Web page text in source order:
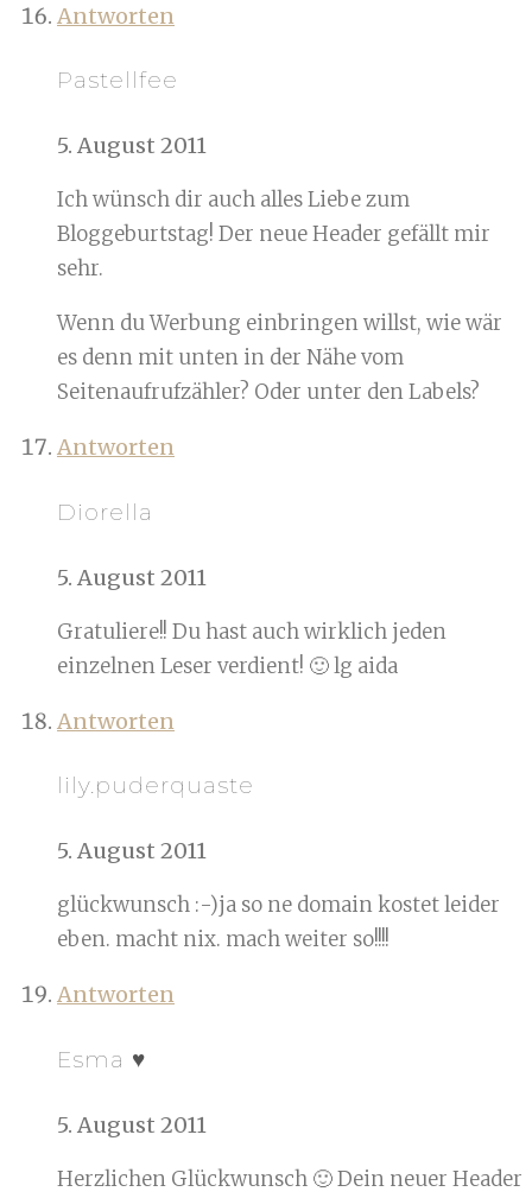
Antworten
Pastellfee
5. August 2011
Ich wünsch dir auch alles Liebe zum
Bloggeburtstag! Der neue Header gefällt mir
sehr.
Wenn du Werbung einbringen willst, wie wär
es denn mit unten in der Nähe vom
Seitenaufrufzähler? Oder unter den Labels?
Antworten
Diorella
5. August 2011
Gratuliere!! Du hast auch wirklich jeden
einzelnen Leser verdient! 🙂 lg aida
Antworten
lily.puderquaste
5. August 2011
glückwunsch :-)ja so ne domain kostet leider
eben. macht nix. mach weiter so!!!!
Antworten
Esma ♥
5. August 2011
Herzlichen Glückwunsch 🙂 Dein neuer Header